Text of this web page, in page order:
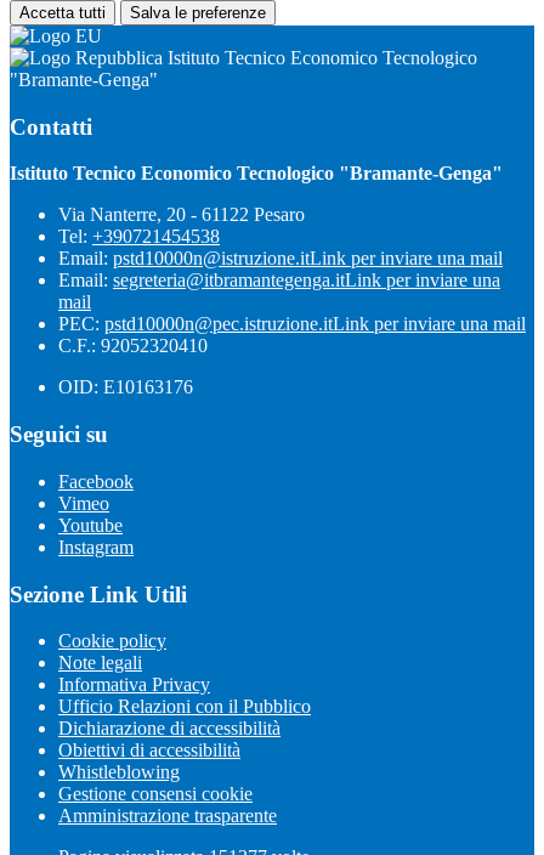
Accetta tutti Salva le preferenze
Istituto Tecnico Economico Tecnologico
"Bramante-Genga"
Contatti
Istituto Tecnico Economico Tecnologico "Bramante-Genga"
Via Nanterre, 20 - 61122 Pesaro
Tel: +390721454538
Email: pstd10000n@istruzione.itLink per inviare una mail
Email: segreteria@itbramantegenga.itLink per inviare una
mail
PEC: pstd10000n@pec.istruzione.itLink per inviare una mail
C.F.: 92052320410
OID: E10163176
Seguici su
Facebook
Vimeo
Youtube
Instagram
Sezione Link Utili
Cookie policy
Note legali
Informativa Privacy
Ufficio Relazioni con il Pubblico
Dichiarazione di accessibilità
Obiettivi di accessibilità
Whistleblowing
Gestione consensi cookie
Amministrazione trasparente